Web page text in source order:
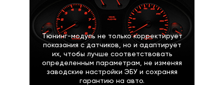
Тюнинг-модуль не только корректирует
показания с датчиков, но и адаптирует
их, чтобы лучше соответствовать
определенным параметрам, не изменяя
заводские настройки ЭБУ и сохраняя
гарантию на авто.